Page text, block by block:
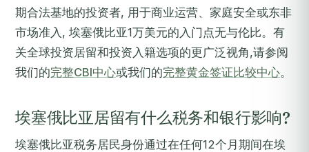
期合法基地的投资者, 用于商业运营、家庭安全或东非
市场准入, 埃塞俄比亚1万美元的入门点无与伦比。有
关全球投资居留和投资入籍选项的更广泛视角,请参阅
我们的完整CBI中心或我们的完整黄金签证比较中心。
埃塞俄比亚居留有什么税务和银行影响?
埃塞俄比亚税务居民身份通过在任何12个月期间在埃